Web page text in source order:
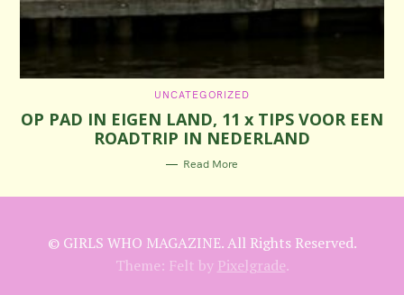
C
T
E
O
R
I
UNCATEGORIZED
OP PAD IN EIGEN LAND, 11 x TIPS VOOR EEN
ROADTRIP IN NEDERLAND
Read More
© GIRLS WHO MAGAZINE. All Rights Reserved.
Theme: Felt by Pixelgrade.